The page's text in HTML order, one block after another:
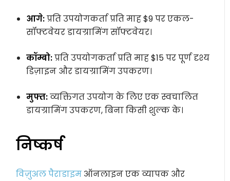
आगे:प्रति उपयोगकर्ता प्रति माह $9 पर एकल-
सॉफ्टवेयर डायग्रामिंग सॉफ्टवेयर।
कॉम्बो:प्रति उपयोगकर्ता प्रति माह $15 पर पूर्ण दृश्य
डिज़ाइन और डायग्रामिंग उपकरण।
मुफ्त:व्यक्तिगत उपयोग के लिए एक स्वचालित
डायग्रामिंग उपकरण, बिना किसी शुल्क के।
निष्कर्ष
विज़ुअल पैराडाइम ऑनलाइन एक व्यापक और